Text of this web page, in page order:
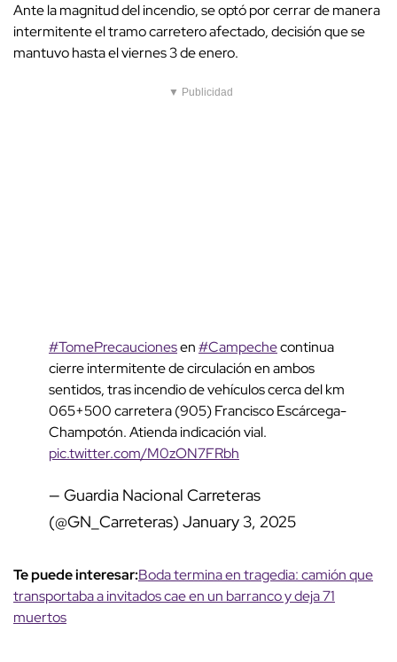
Ante la magnitud del incendio, se optó por cerrar de manera
intermitente el tramo carretero afectado, decisión que se
mantuvo hasta el viernes 3 de enero.
▼ Publicidad
#TomePrecaucionesen#Campechecontinua
cierre intermitente de circulación en ambos
sentidos, tras incendio de vehículos cerca del km
065+500 carretera (905) Francisco Escárcega-
Champotón. Atienda indicación vial.
pic.twitter.com/M0zON7FRbh
— Guardia Nacional Carreteras
(@GN_Carreteras) January 3, 2025
Te puede interesar:Boda termina en tragedia: camión que
transportaba a invitados cae en un barranco y deja 71
muertos